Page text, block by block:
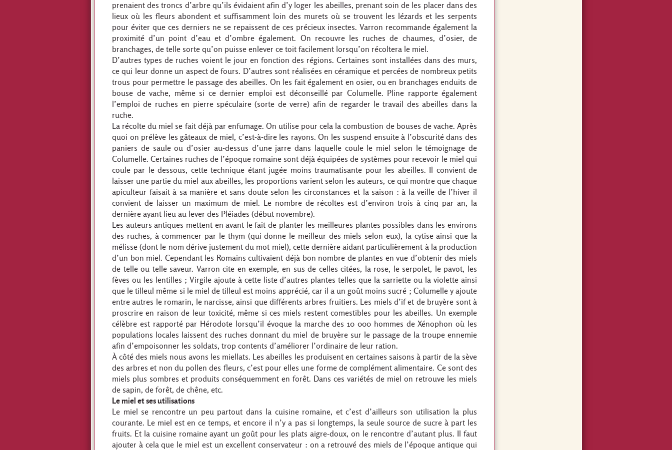
prenaient des troncs d’arbre qu’ils évidaient afin d’y loger les abeilles, prenant soin de les placer dans des
lieux où les fleurs abondent et suffisamment loin des murets où se trouvent les lézards et les serpents
pour éviter que ces derniers ne se repaissent de ces précieux insectes. Varron recommande également la
proximité d’un point d’eau et d’ombre également. On recouvre les ruches de chaumes, d’osier, de
branchages, de telle sorte qu’on puisse enlever ce toit facilement lorsqu’on récoltera le miel.
D’autres types de ruches voient le jour en fonction des régions. Certaines sont installées dans des murs,
ce qui leur donne un aspect de fours. D’autres sont réalisées en céramique et percées de nombreux petits
trous pour permettre le passage des abeilles. On les fait également en osier, ou en branchages enduits de
bouse de vache, même si ce dernier emploi est déconseillé par Columelle. Pline rapporte également
l’emploi de ruches en pierre spéculaire (sorte de verre) afin de regarder le travail des abeilles dans la
ruche.
La récolte du miel se fait déjà par enfumage. On utilise pour cela la combustion de bouses de vache. Après
quoi on prélève les gâteaux de miel, c’est-à-dire les rayons. On les suspend ensuite à l’obscurité dans des
paniers de saule ou d’osier au-dessus d’une jarre dans laquelle coule le miel selon le témoignage de
Columelle. Certaines ruches de l’époque romaine sont déjà équipées de systèmes pour recevoir le miel qui
coule par le dessous, cette technique étant jugée moins traumatisante pour les abeilles. Il convient de
laisser une partie du miel aux abeilles, les proportions varient selon les auteurs, ce qui montre que chaque
apiculteur faisait à sa manière et sans doute selon les circonstances et la saison : à la veille de l’hiver il
convient de laisser un maximum de miel. Le nombre de récoltes est d’environ trois à cinq par an, la
dernière ayant lieu au lever des Pléiades (début novembre).
Les auteurs antiques mettent en avant le fait de planter les meilleures plantes possibles dans les environs
des ruches, à commencer par le thym (qui donne le meilleur des miels selon eux), la cytise ainsi que la
mélisse (dont le nom dérive justement du mot miel), cette dernière aidant particulièrement à la production
d’un bon miel. Cependant les Romains cultivaient déjà bon nombre de plantes en vue d’obtenir des miels
de telle ou telle saveur. Varron cite en exemple, en sus de celles citées, la rose, le serpolet, le pavot, les
fèves ou les lentilles ; Virgile ajoute à cette liste d’autres plantes telles que la sarriette ou la violette ainsi
que le tilleul même si le miel de tilleul est moins apprécié, car il a un goût moins sucré ; Columelle y ajoute
entre autres le romarin, le narcisse, ainsi que différents arbres fruitiers. Les miels d’if et de bruyère sont à
proscrire en raison de leur toxicité, même si ces miels restent comestibles pour les abeilles. Un exemple
célèbre est rapporté par Hérodote lorsqu’il évoque la marche des 10 000 hommes de Xénophon où les
populations locales laissent des ruches donnant du miel de bruyère sur le passage de la troupe ennemie
afin d’empoisonner les soldats, trop contents d’améliorer l’ordinaire de leur ration.
À côté des miels nous avons les miellats. Les abeilles les produisent en certaines saisons à partir de la sève
des arbres et non du pollen des fleurs, c’est pour elles une forme de complément alimentaire. Ce sont des
miels plus sombres et produits conséquemment en forêt. Dans ces variétés de miel on retrouve les miels
de sapin, de forêt, de chêne, etc.
Le miel et ses utilisations
Le miel se rencontre un peu partout dans la cuisine romaine, et c’est d’ailleurs son utilisation la plus
courante. Le miel est en ce temps, et encore il n’y a pas si longtemps, la seule source de sucre à part les
fruits. Et la cuisine romaine ayant un goût pour les plats aigre-doux, on le rencontre d’autant plus. Il faut
ajouter à cela que le miel est un excellent conservateur : on a retrouvé des miels de l’époque antique qui